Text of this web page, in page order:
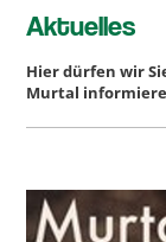
Aktuelles
Hier dürfen wir
Murtal